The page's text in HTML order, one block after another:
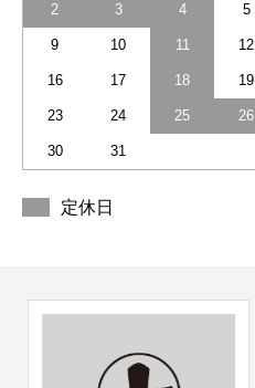
2 3 4 5
9 10 11 12
16 17 18 19
23 24 25 26
30 31
定休日